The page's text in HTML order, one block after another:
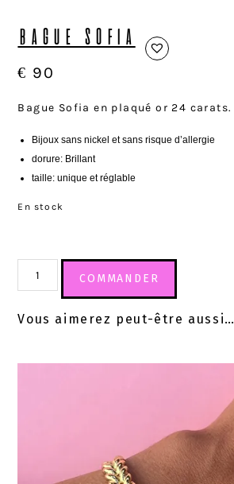
BAGUE SOFIA
€ 90
Bague Sofia en plaqué or 24 carats.
Bijoux sans nickel et sans risque d’allergie
dorure: Brillant
taille: unique et réglable
En stock
COMMANDER
Vous aimerez peut-être aussi…